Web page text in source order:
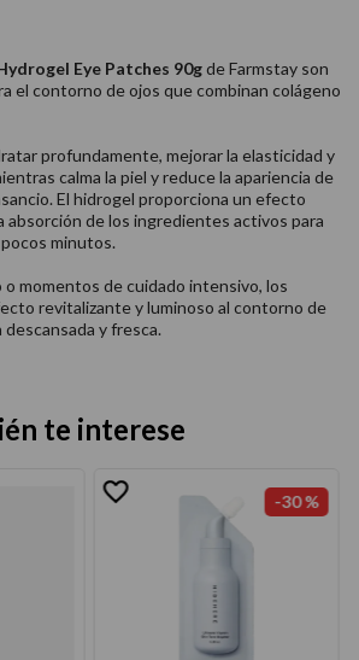
Eye Patches 90gde Farmstay son
el contorno de ojos que combinan colágeno
profundamente, mejorar la elasticidad y
calma la piel y reduce la apariencia de
El hidrogel proporciona un efecto
absorción de los ingredientes activos para
minutos.
o momentos de cuidado intensivo, los
revitalizante y luminoso al contorno de
descansada y fresca.
te interese
-30 %